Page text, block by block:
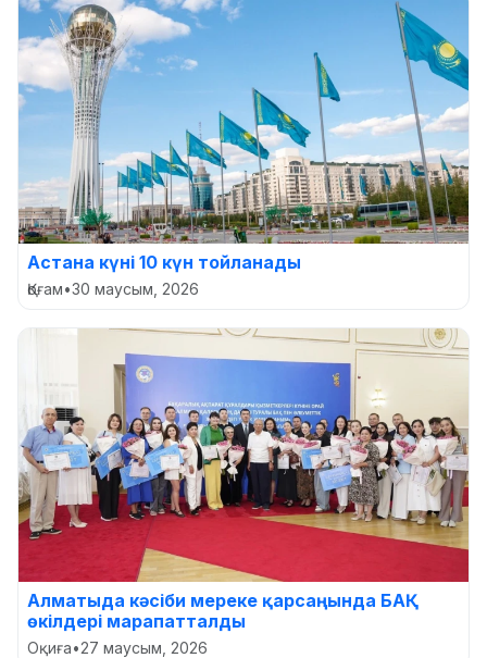
Астана күні 10 күн тойланады
Қоғам•30 маусым, 2026
Алматыда кәсіби мереке қарсаңында БАҚ
өкілдері марапатталды
Оқиға•27 маусым, 2026